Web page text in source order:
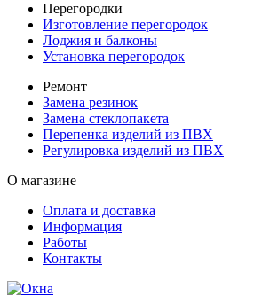
Перегородки
Изготовление перегородок
Лоджия и балконы
Установка перегородок
Ремонт
Замена резинок
Замена стеклопакета
Перепенка изделий из ПВХ
Регулировка изделий из ПВХ
О магазине
Оплата и доставка
Информация
Работы
Контакты